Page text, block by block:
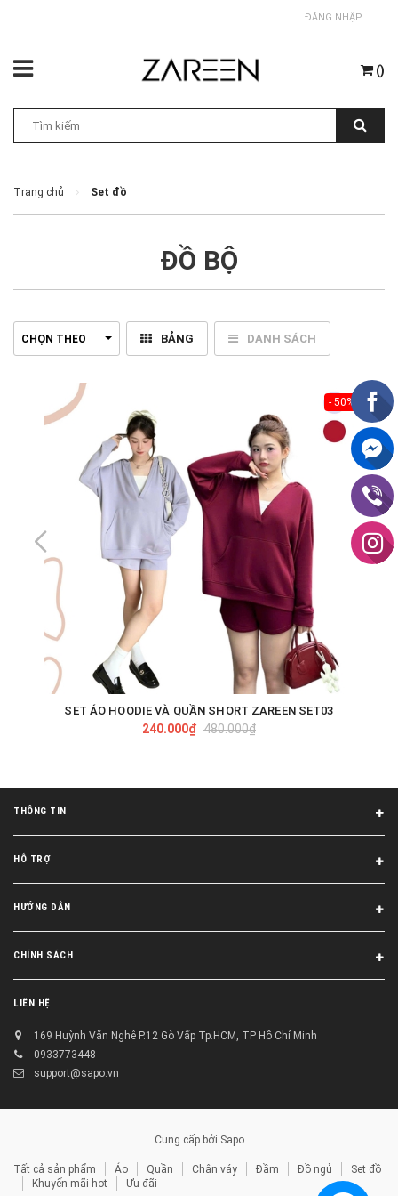
ĐĂNG NHẬP
()
Trang chủ Set đồ
ĐỒ BỘ
CHỌN THEO BẢNG DANH SÁCH
- 50%
SET ÁO HOODIE VÀ QUẦN SHORT ZAREEN SET03
240.000₫ 480.000₫
THÔNG TIN
HỖ TRỢ
HƯỚNG DẪN
CHÍNH SÁCH
LIÊN HỆ
169 Huỳnh Văn Nghê P.12 Gò Vấp Tp.HCM, TP Hồ Chí Minh
0933773448
support@sapo.vn
Cung cấp bởi Sapo
Tất cả sản phẩm Áo Quần Chân váy Đầm Đồ ngủ
Set đồ
Khuyến mãi hot
Ưu đãi